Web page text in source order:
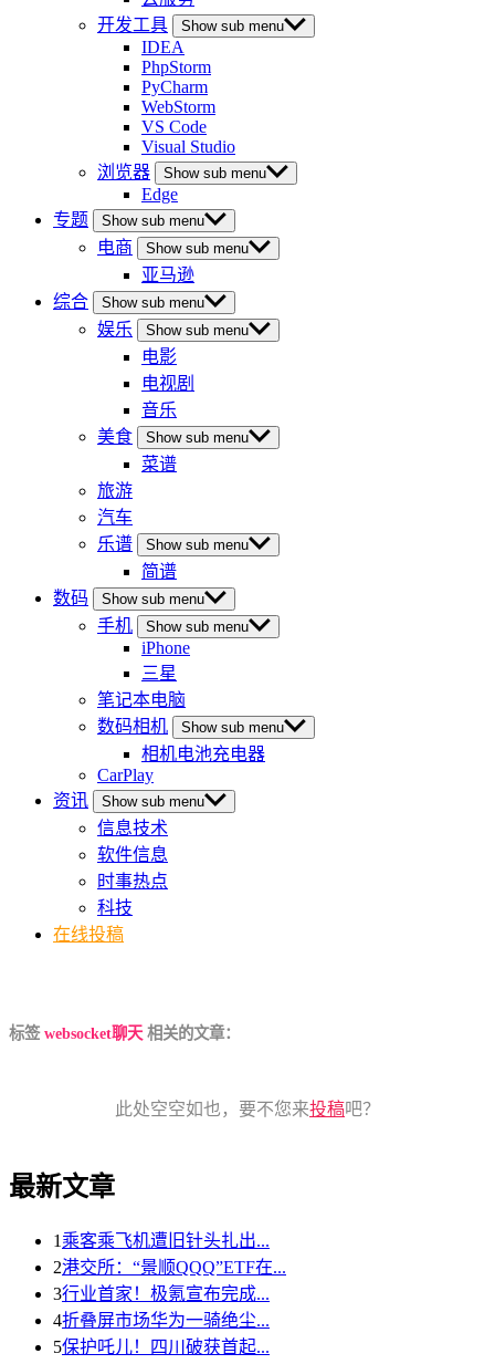
开发工具
Show sub menu
IDEA
PhpStorm
PyCharm
WebStorm
VS Code
Visual Studio
浏览器
Show sub menu
Edge
专题
Show sub menu
电商 Show sub menu
亚马逊
综合
Show sub menu
娱乐 Show sub menu
电影
电视剧
音乐
美食
Show sub menu
菜谱
旅游
汽车
乐谱
Show sub menu
简谱
数码
Show sub menu
手机 Show sub menu
iPhone
三星
笔记本电脑
数码相机
Show sub menu
相机电池充电器
CarPlay
资讯
Show sub menu
信息技术
软件信息
时事热点
科技
在线投稿
标签websocket聊天 相关的文章：
此处空空如也，要不您来投稿吧？
最新文章
1 乘客乘飞机遭旧针头扎出...
2港交所：“景顺QQQ”ETF在...
3行业首家！极氪宣布完成...
4折叠屏市场华为一骑绝尘...
5保护吒儿！四川破获首起...